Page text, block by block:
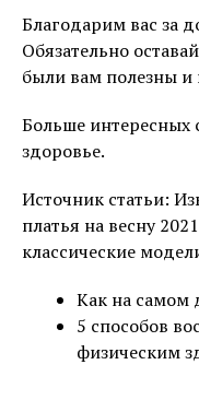
Благодарим вас за
Обязательно
были вам полезны и
Больше интересных
здоровье.
Источник статьи:
платья на весну
классические
Как на самом
5 способов
физическим